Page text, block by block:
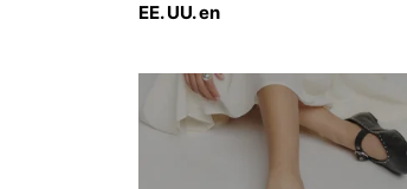
EE. UU. en